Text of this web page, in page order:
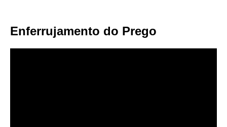
Enferrujamento do Prego